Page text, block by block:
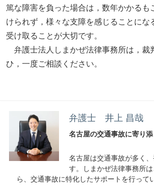
篤な障害を負った場合は，数年かかる
けられず，様々な支障を感じることに
受け取ることが大切です。
弁護士法人しまかぜ法律事務所は，
ひ，一度ご相談ください。
弁護士 井上 昌哉
名古屋の交通事故に寄り
名古屋は交通事故が多く
す。しまかぜ法律事務所
ら、交通事故に特化したサポートを行って